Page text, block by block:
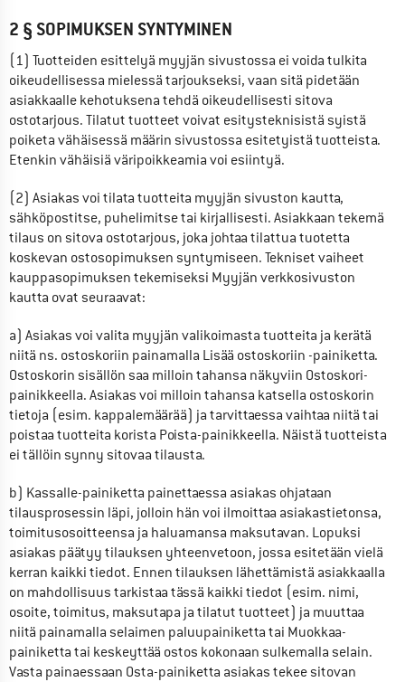
2 § SOPIMUKSEN SYNTYMINEN
(1) Tuotteiden esittelyä myyjän sivustossa ei voida tulkita
oikeudellisessa mielessä tarjoukseksi, vaan sitä pidetään
asiakkaalle kehotuksena tehdä oikeudellisesti sitova
ostotarjous. Tilatut tuotteet voivat esitysteknisistä syistä
poiketa vähäisessä määrin sivustossa esitetyistä tuotteista.
Etenkin vähäisiä väripoikkeamia voi esiintyä.
(2) Asiakas voi tilata tuotteita myyjän sivuston kautta,
sähköpostitse, puhelimitse tai kirjallisesti. Asiakkaan tekemä
tilaus on sitova ostotarjous, joka johtaa tilattua tuotetta
koskevan ostosopimuksen syntymiseen. Tekniset vaiheet
kauppasopimuksen tekemiseksi Myyjän verkkosivuston
kautta ovat seuraavat:
a) Asiakas voi valita myyjän valikoimasta tuotteita ja kerätä
niitä ns. ostoskoriin painamalla Lisää ostoskoriin -painiketta.
Ostoskorin sisällön saa milloin tahansa näkyviin Ostoskori-
painikkeella. Asiakas voi milloin tahansa katsella ostoskorin
tietoja (esim. kappalemäärää) ja tarvittaessa vaihtaa niitä tai
poistaa tuotteita korista Poista-painikkeella. Näistä tuotteista
ei tällöin synny sitovaa tilausta.
b) Kassalle-painiketta painettaessa asiakas ohjataan
tilausprosessin läpi, jolloin hän voi ilmoittaa asiakastietonsa,
toimitusosoitteensa ja haluamansa maksutavan. Lopuksi
asiakas päätyy tilauksen yhteenvetoon, jossa esitetään vielä
kerran kaikki tiedot. Ennen tilauksen lähettämistä asiakkaalla
on mahdollisuus tarkistaa tässä kaikki tiedot (esim. nimi,
osoite, toimitus, maksutapa ja tilatut tuotteet) ja muuttaa
niitä painamalla selaimen paluupainiketta tai Muokkaa-
painiketta tai keskeyttää ostos kokonaan sulkemalla selain.
Vasta painaessaan Osta-painiketta asiakas tekee sitovan